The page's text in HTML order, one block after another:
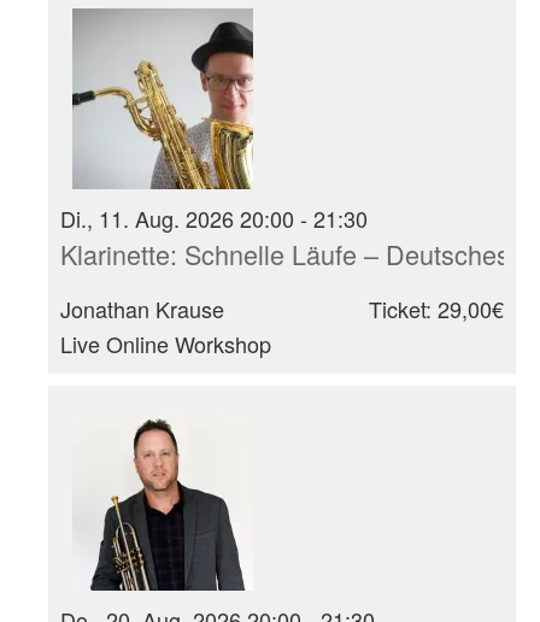
Di., 11. Aug. 2026 20:00 - 21:30
Klarinette: Schnelle Läufe – Deutsches
Jonathan Krause
Live Online Workshop
Ticket: 29,00€